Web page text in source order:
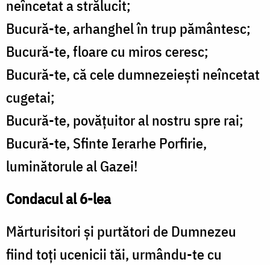
neîncetat a strălucit;
Bucură-te, arhanghel în trup pământesc;
Bucură-te, floare cu miros ceresc;
Bucură-te, că cele dumnezeiești neîncetat
cugetai;
Bucură-te, povățuitor al nostru spre rai;
Bucură-te, Sfinte Ierarhe Porfirie,
luminătorule al Gazei!
Condacul al 6-lea
Mărturisitori și purtători de Dumnezeu
fiind toți ucenicii tăi, urmându-te cu